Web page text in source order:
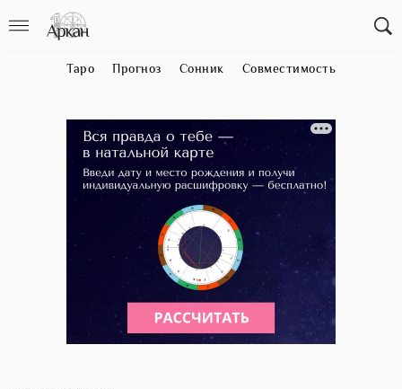
Таро Прогноз Сонник Совместимость